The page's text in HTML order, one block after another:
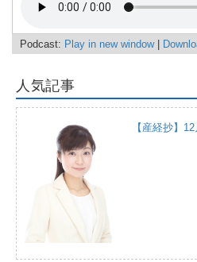
Podcast: Play in new window|
人気記事
【産経抄】